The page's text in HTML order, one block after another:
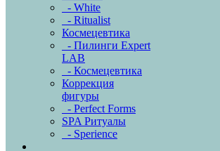
- White
- Ritualist
Космецевтика
- Пилинги Expert
LAB
- Космецевтика
Коррекция
фигуры
- Perfect Forms
SPA Ритуалы
- Sperience